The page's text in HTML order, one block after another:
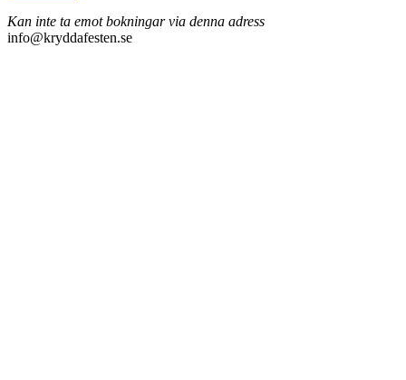
Kan inte ta emot bokningar via denna adress
info@kryddafesten.se